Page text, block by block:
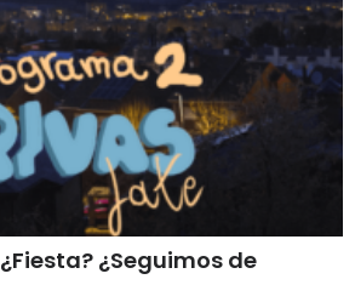
¿Fiesta? ¿Seguimos de